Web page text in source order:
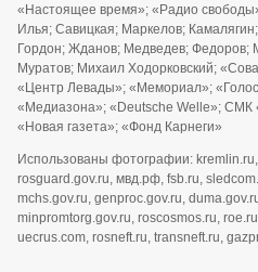
«Настоящее время»; «Радио
Илья; Савицкая; Маркелов;
Гордон; Жданов; Медведев; Федоров;
Муратов; Михаил Ходорковский;
«Центр Левады»; «Мемориал»;
«Медиазона»; «Deutsche Welle»; СМК
«Новая газета»; «Фонд Карнеги»
Использованы фотографии: kremlin.ru,
rosguard.gov.ru, мвд.рф, fsb.ru,
mchs.gov.ru, genproc.gov.ru,
minpromtorg.gov.ru, roscosmos.ru,
uecrus.com, rosneft.ru, transneft.ru,